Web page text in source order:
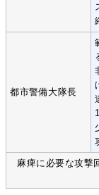
都市警備大隊長
麻痺に必要な攻撃